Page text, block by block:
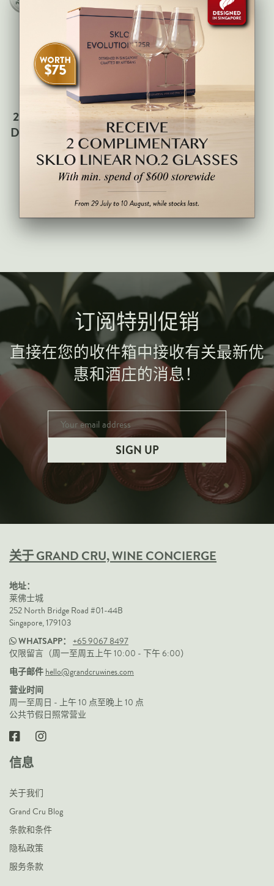
里奥哈
托斯卡纳
威尼托
加州
中央山谷
南澳大利亚
所有厂区
推荐酒庄
安杰洛加亚
查尔斯·海德西克
弗雷斯科巴尔迪
维尔尼翁
La Spinetta（乔治·里维蒂）
马库斯胡贝尔
马库斯莫利托
Realm
香槟萨瓦
其他
Corporate Events & Purchases
Sold Out
2017 Chateau Les Forts
De Latour (1 Bottle Case
- Standard Bottle
Original Wood)
BORDEAUX, FRANCE
$368.00
订阅特别促销
直接在您的收件箱中接收有关最新优
惠和酒庄的消息！
关于 GRAND CRU, WINE CONCIERGE
地址：
莱佛士城
252 North Bridge Road #01-44B
Singapore, 179103
WHATSAPP： +65 9067 8497
仅限留言（周一至周五上午 10:00 - 下午 6:00）
电子邮件hello@grandcruwines.com
营业时间
周一至周日 - 上午 10 点至晚上 10 点
公共节假日照常营业
信息
关于我们
Grand Cru Blog
条款和条件
隐私政策
服务条款